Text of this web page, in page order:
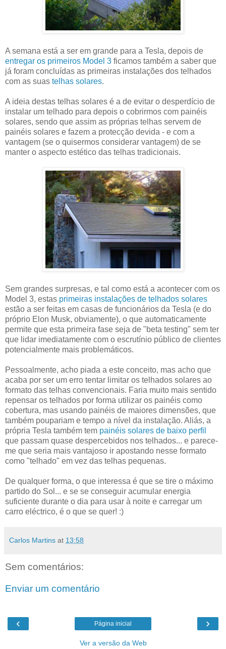
A semana está a ser em grande para a Tesla, depois de
entregar os primeiros Model 3 ficamos também a saber que
já foram concluídas as primeiras instalações dos telhados
com as suas telhas solares.
A ideia destas telhas solares é a de evitar o desperdício de
instalar um telhado para depois o cobrirmos com painéis
solares, sendo que assim as próprias telhas servem de
painéis solares e fazem a protecção devida - e com a
vantagem (se o quisermos considerar vantagem) de se
manter o aspecto estético das telhas tradicionais.
Sem grandes surpresas, e tal como está a acontecer com os
Model 3, estas primeiras instalações de telhados solares
estão a ser feitas em casas de funcionários da Tesla (e do
próprio Elon Musk, obviamente), o que automaticamente
permite que esta primeira fase seja de "beta testing" sem ter
que lidar imediatamente com o escrutínio público de clientes
potencialmente mais problemáticos.
Pessoalmente, acho piada a este conceito, mas acho que
acaba por ser um erro tentar limitar os telhados solares ao
formato das telhas convencionais. Faria muito mais sentido
repensar os telhados por forma utilizar os painéis como
cobertura, mas usando painéis de maiores dimensões, que
também poupariam e tempo a nível da instalação. Aliás, a
própria Tesla também tem painéis solares de baixo perfil
que passam quase despercebidos nos telhados... e parece-
me que seria mais vantajoso ir apostando nesse formato
como "telhado" em vez das telhas pequenas.
De qualquer forma, o que interessa é que se tire o máximo
partido do Sol... e se se conseguir acumular energia
suficiente durante o dia para usar à noite e carregar um
carro eléctrico, é o que se quer! :)
Carlos Martins at 13:58
Sem comentários:
Enviar um comentário
‹ ›
Página inicial
Ver a versão da Web